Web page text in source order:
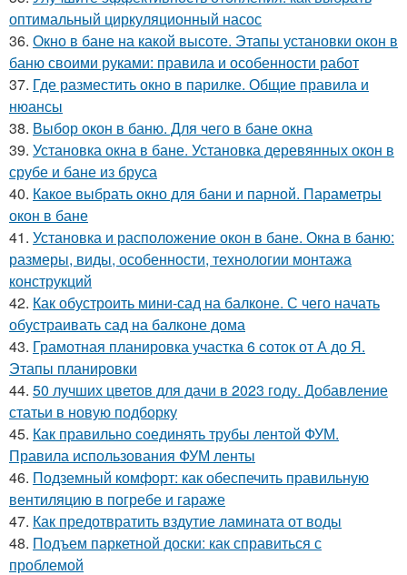
оптимальный циркуляционный насос
36. Окно в бане на какой высоте. Этапы установки окон в
баню своими руками: правила и особенности работ
37. Где разместить окно в парилке. Общие правила и
нюансы
38. Выбор окон в баню. Для чего в бане окна
39. Установка окна в бане. Установка деревянных окон в
срубе и бане из бруса
40. Какое выбрать окно для бани и парной. Параметры
окон в бане
41. Установка и расположение окон в бане. Окна в баню:
размеры, виды, особенности, технологии монтажа
конструкций
42. Как обустроить мини-сад на балконе. С чего начать
обустраивать сад на балконе дома
43. Грамотная планировка участка 6 соток от А до Я.
Этапы планировки
44. 50 лучших цветов для дачи в 2023 году. Добавление
статьи в новую подборку
45. Как правильно соединять трубы лентой ФУМ.
Правила использования ФУМ ленты
46. Подземный комфорт: как обеспечить правильную
вентиляцию в погребе и гараже
47. Как предотвратить вздутие ламината от воды
48. Подъем паркетной доски: как справиться с
проблемой